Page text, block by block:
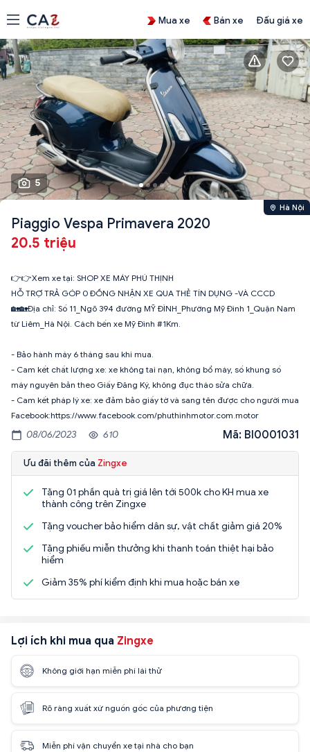
Mua xe Bán xe Đấu giá xe
5
Hà Nội
Piaggio Vespa Primavera 2020
20.5 triệu
👉👉Xem xe tại: SHOP XE MÁY PHÚ THỊNH
HỖ TRỢ TRẢ GÓP 0 ĐỒNG NHẬN XE QUA THẺ TÍN DỤNG -VÀ CCCD
🏡🏡Địa chỉ: Số 11_Ngõ 394 đường MỸ ĐÌNH_Phường Mỹ Đình 1_Quận Nam
từ Liêm_Hà Nội. Cách bến xe Mỹ Đình #1Km.
- Bảo hành máy 6 tháng sau khi mua.
- Cam kết chất lượng xe: xe không tai nạn, không bổ máy, số khung số
máy nguyên bản theo Giấy Đăng Ký, không đục tháo sửa chữa.
- Cam kết pháp lý xe: xe đảm bảo giấy tờ và sang tên được cho người mua
Facebook:https://www.facebook.com/phuthinhmotor.com.motor
08/06/2023 610 Mã: BI0001031
Ưu đãi thêm của Zingxe
Tặng 01 phần quà trị giá lên tới 500k cho KH mua xe
thành công trên Zingxe
Tặng voucher bảo hiểm dân sự, vật chất giảm giá 20%
Tặng phiếu miễn thưởng khi thanh toán thiệt hại bảo
hiểm
Giảm 35% phí kiểm định khi mua hoặc bán xe
Lợi ích khi mua qua Zingxe
Không giới hạn miễn phí lái thử
Rõ ràng xuất xứ nguồn gốc của phương tiện
Miễn phí vận chuyển xe tại nhà cho bạn